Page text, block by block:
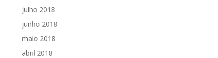
julho 2018
junho 2018
maio 2018
abril 2018